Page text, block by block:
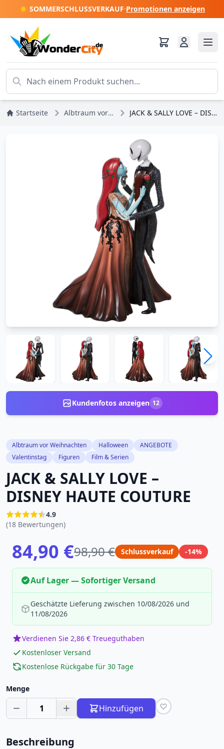
☀️ SOMMERSCHLUSSVERKAUF·Promotionen anzeigen
Startseite Albtraum vor Weihnachten JACK & SALLY LOVE – DISNEY HAUTE COUTURE
Kundenfotos anzeigen 12
Albtraum vor Weihnachten Halloween
ANGEBOTE
Valentinstag
Figuren Film & Serien
JACK & SALLY LOVE –
DISNEY HAUTE COUTURE
4.9
(18 Bewertungen)
84,90 €98,90 € Schlussverkauf -14%
Auf Lager — Sofortiger Versand
Geschätzte Lieferung zwischen 10/08/2026 und
11/08/2026
Verdienen Sie 2,86 € Treueguthaben
Kostenloser Versand
Kostenlose Rückgabe für 30 Tage
Menge
1 Hinzufügen
Beschreibung